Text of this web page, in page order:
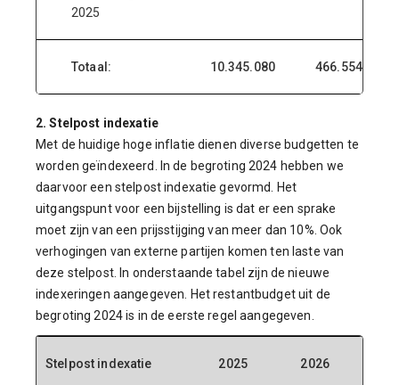
2025
Totaal: 10.345.080 466.554
2. Stelpost indexatie
Met de huidige hoge inflatie dienen diverse budgetten te
worden geïndexeerd. In de begroting 2024 hebben we
daarvoor een stelpost indexatie gevormd. Het
uitgangspunt voor een bijstelling is dat er een sprake
moet zijn van een prijsstijging van meer dan 10%. Ook
verhogingen van externe partijen komen ten laste van
deze stelpost. In onderstaande tabel zijn de nieuwe
indexeringen aangegeven. Het restantbudget uit de
begroting 2024 is in de eerste regel aangegeven.
Stelpost indexatie 2025 2026